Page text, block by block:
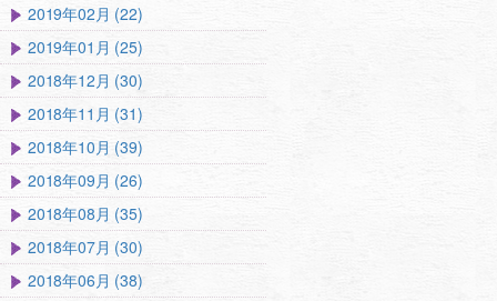
2019年02月 (22)
2019年01月 (25)
2018年12月 (30)
2018年11月 (31)
2018年10月 (39)
2018年09月 (26)
2018年08月 (35)
2018年07月 (30)
2018年06月 (38)